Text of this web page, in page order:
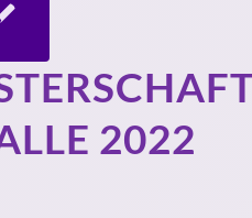
2022